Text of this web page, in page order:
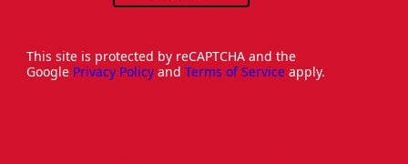
This site is protected by reCAPTCHA and the
Google Privacy Policy and Terms of Service apply.